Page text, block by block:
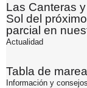
Las Canteras
Sol del
parcial en
Actualidad
Tabla de
Información y consejos